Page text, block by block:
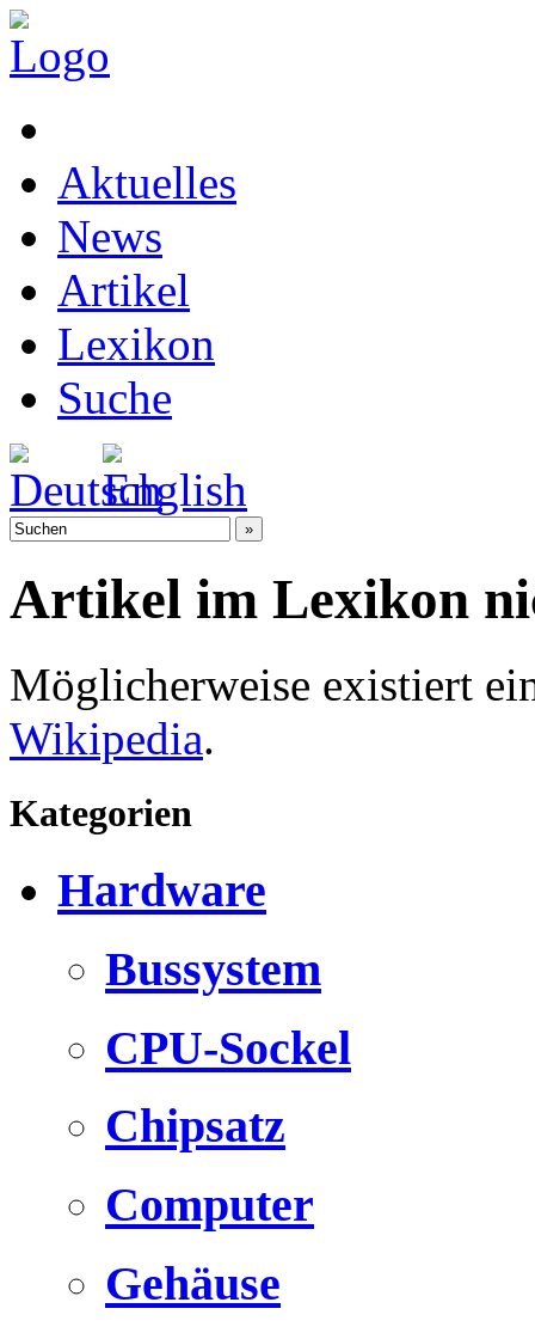
Aktuelles
News
Artikel
Lexikon
Suche
Artikel im Lexikon
Möglicherweise existiert
Wikipedia.
Kategorien
Hardware
Bussystem
CPU-Sockel
Chipsatz
Computer
Gehäuse